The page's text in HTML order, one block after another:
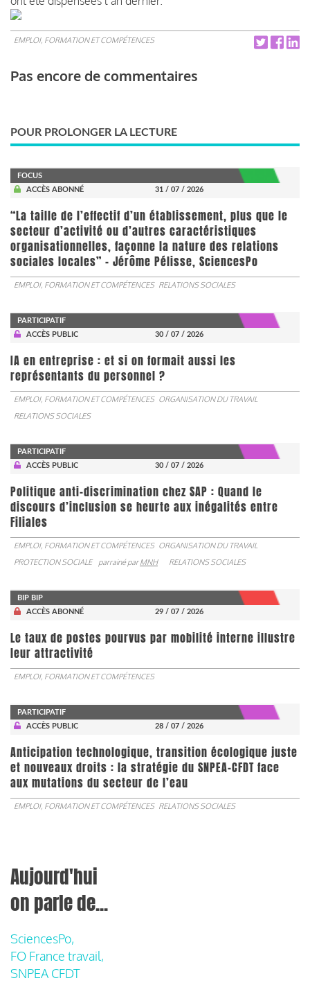
EMPLOI, FORMATION ET COMPÉTENCES
Pas encore de commentaires
POUR PROLONGER LA LECTURE
FOCUS
ACCÈS ABONNÉ
31 / 07 / 2026
“La taille de l’effectif d’un établissement, plus que le
secteur d’activité ou d’autres caractéristiques
organisationnelles, façonne la nature des relations
sociales locales” - Jérôme Pélisse, SciencesPo
EMPLOI, FORMATION ET COMPÉTENCES RELATIONS SOCIALES
PARTICIPATIF
ACCÈS PUBLIC
30 / 07 / 2026
IA en entreprise : et si on formait aussi les
représentants du personnel ?
EMPLOI, FORMATION ET COMPÉTENCES ORGANISATION DU TRAVAIL
RELATIONS SOCIALES
PARTICIPATIF
ACCÈS PUBLIC
30 / 07 / 2026
Politique anti-discrimination chez SAP : Quand le
discours d’inclusion se heurte aux inégalités entre
Filiales
EMPLOI, FORMATION ET COMPÉTENCES ORGANISATION DU TRAVAIL
PROTECTION SOCIALE
parrainé parMNH RELATIONS SOCIALES
BIP BIP
ACCÈS ABONNÉ
29 / 07 / 2026
Le taux de postes pourvus par mobilité interne illustre
leur attractivité
EMPLOI, FORMATION ET COMPÉTENCES
PARTICIPATIF
ACCÈS PUBLIC
28 / 07 / 2026
Anticipation technologique, transition écologique juste
et nouveaux droits : la stratégie du SNPEA-CFDT face
aux mutations du secteur de l’eau
EMPLOI, FORMATION ET COMPÉTENCES RELATIONS SOCIALES
Aujourd'hui
on parle de...
SciencesPo,
FO France travail,
SNPEA CFDT